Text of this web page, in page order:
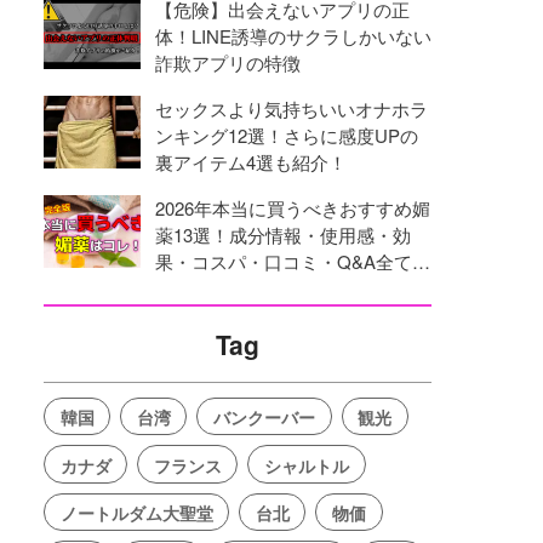
【危険】出会えないアプリの正
体！LINE誘導のサクラしかいない
詐欺アプリの特徴
セックスより気持ちいいオナホラ
ンキング12選！さらに感度UPの
裏アイテム4選も紹介！
2026年本当に買うべきおすすめ媚
薬13選！成分情報・使用感・効
果・コスパ・口コミ・Q&A全てを
Tag
韓国 台湾 バンクーバー
観光
カナダ
フランス
シャルトル
ノートルダム大聖堂
台北 物価